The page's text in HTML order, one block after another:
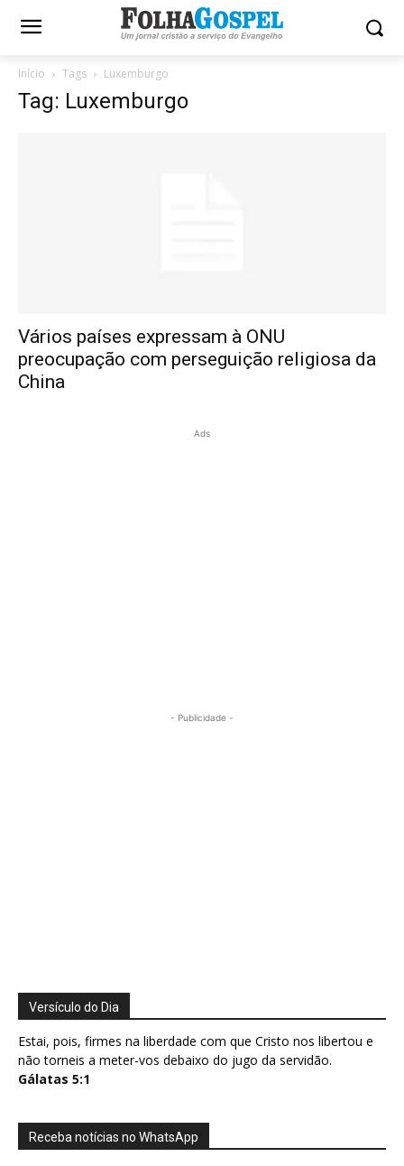
Início Tags Luxemburgo
Tag: Luxemburgo
Vários países expressam à ONU
preocupação com perseguição religiosa da
China
Ads
- Publicidade -
Versículo do Dia
Estai, pois, firmes na liberdade com que Cristo nos libertou e
não torneis a meter-vos debaixo do jugo da servidão.
Gálatas 5:1
Receba notícias no WhatsApp